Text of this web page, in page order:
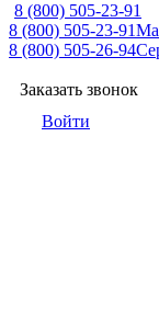
8 (800) 505-23-91
8 (800) 505-23-91
8 (800) 505-26-94
Заказать звонок
Войти